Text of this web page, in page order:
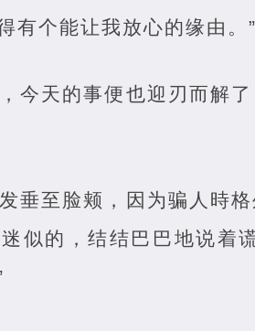
有个能让我放心的缘由。”
今天的事便也迎刃而解
垂至脸颊，因为骗人時
似的，结结巴巴地说着